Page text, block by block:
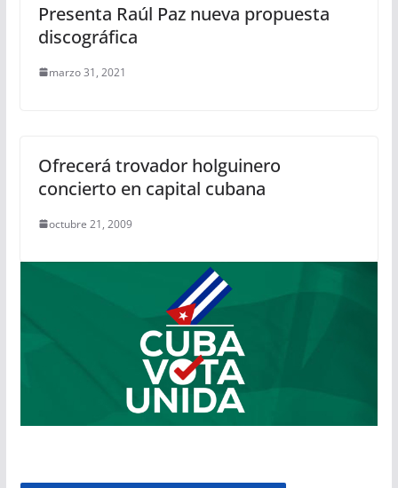
Presenta Raúl Paz nueva propuesta
discográfica
marzo 31, 2021
Ofrecerá trovador holguinero
concierto en capital cubana
octubre 21, 2009